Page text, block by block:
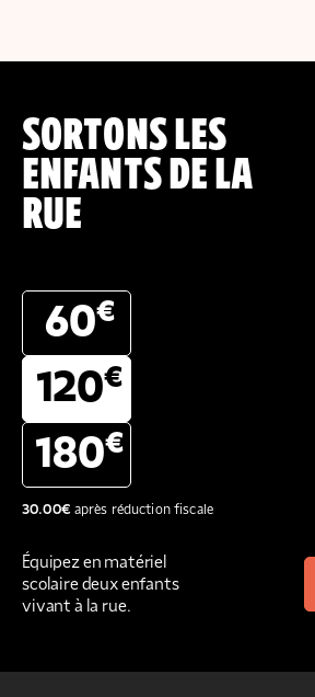
SORTONS LES
ENFANTS DE LA
RUE
60€
120€
180€
30.00€après réduction fiscale
Équipez en matériel
scolaire deux enfants
vivant à la rue.